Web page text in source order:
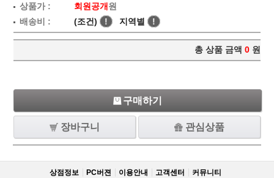
상품가 : 회원공개원
배송비 :
(조건) ! 지역별 !
총 상품 금액 0 원
구매하기
장바구니 관심상품
상점정보 PC버젼 이용안내 고객센터 커뮤니티